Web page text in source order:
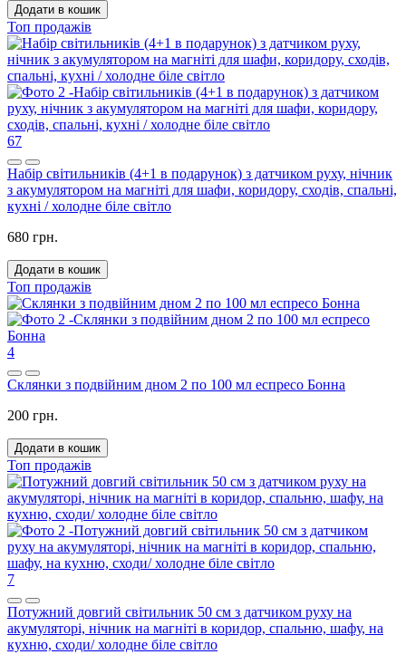
Додати в кошик
Топ продажів
67
Набір світильників (4+1 в подарунок) з датчиком руху, нічник
з акумулятором на магніті для шафи, коридору, сходів, спальні,
кухні / холодне біле світло
680 грн.
Додати в кошик
Топ продажів
4
Склянки з подвійним дном 2 по 100 мл еспресо Бонна
200 грн.
Додати в кошик
Топ продажів
7
Потужний довгий світильник 50 см з датчиком руху на
акумуляторі, нічник на магніті в коридор, спальню, шафу, на
кухню, сходи/ холодне біле світло